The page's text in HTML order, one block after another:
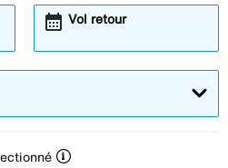
Vol retour
calendar_month